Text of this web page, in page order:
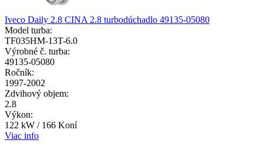
Iveco Daily 2.8 CINA 2.8 turbodúchadlo 49135-05080
Model turba:
TF035HM-13T-6.0
Výrobné č. turba:
49135-05080
Ročník:
1997-2002
Zdvihový objem:
2.8
Výkon:
122 kW / 166 Koní
Viac info